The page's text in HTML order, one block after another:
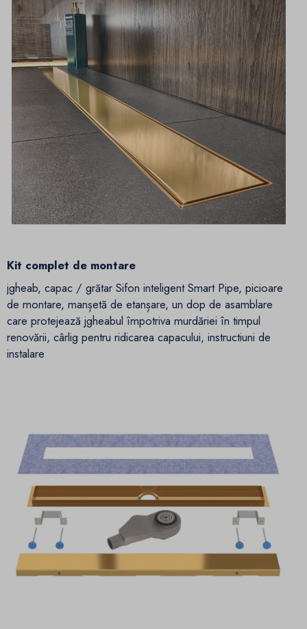
Kit complet de montare
jgheab, capac / grătar Sifon inteligent Smart Pipe, picioare
de montare, manșetă de etanșare, un dop de asamblare
care protejează jgheabul împotriva murdăriei în timpul
renovării, cârlig pentru ridicarea capacului, instructiuni de
instalare